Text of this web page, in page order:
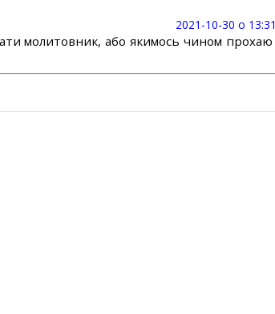
2021-10-30 о 13:31
молитовник, або якимось чином прохаю